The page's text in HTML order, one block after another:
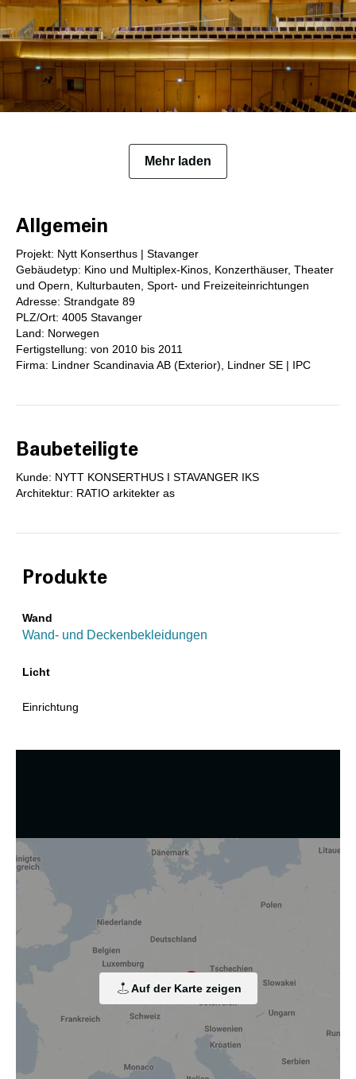
Mehr laden
Allgemein
Projekt: Nytt Konserthus | Stavanger
Gebäudetyp: Kino und Multiplex-Kinos, Konzerthäuser, Theater
und Opern, Kulturbauten, Sport- und Freizeiteinrichtungen
Adresse: Strandgate 89
PLZ/Ort: 4005 Stavanger
Land: Norwegen
Fertigstellung: von 2010 bis 2011
Firma: Lindner Scandinavia AB (Exterior), Lindner SE | IPC
Baubeteiligte
Kunde: NYTT KONSERTHUS I STAVANGER IKS
Architektur: RATIO arkitekter as
Produkte
Wand
Wand- und Deckenbekleidungen
Licht
Einrichtung
Auf der Karte zeigen
Wir nutzen Cookies und andere Technologien.
Diese Website nutzt Cookies und vergleichbare Funktionen
zur Verarbeitung von Endgeräteinformationen und
Einbindung von Inhalten, externen Diensten und Elementen
Dritter, der statistischen Analyse/Messung, der
personalisierten Werbung sowie der Einbindung sozialer
Medien. Je nach Funktion werden dabei Daten an Dritte
weitergegeben und an Dritte in Ländern, in denen kein
angemessenes Datenschutzniveau vorliegt und von diesen
verarbeitet wird, z. B. die USA. Ihre Einwilligung ist stets
freiwillig, für die Nutzung unserer Website nicht erforderlich
und kann jederzeit auf unserer Seite abgelehnt oder